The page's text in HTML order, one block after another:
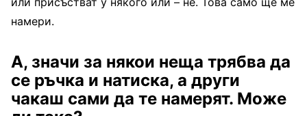
намери.
А, значи за някои неща трябва да
се ръчка и натиска, а други
чакаш сами да те намерят. Може